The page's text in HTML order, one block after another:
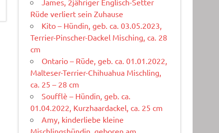
James, 2jähriger Englisch-Setter
Rüde verliert sein Zuhause
Kito – Hündin, geb. ca. 03.05.2023,
Terrier-Pinscher-Dackel Misching, ca. 28
cm
Ontario – Rüde, geb. ca. 01.01.2022,
Malteser-Terrier-Chihuahua Mischling,
ca. 25 – 28 cm
Soufflè – Hündin, geb. ca.
01.04.2022, Kurzhaardackel, ca. 25 cm
Amy, kinderliebe kleine